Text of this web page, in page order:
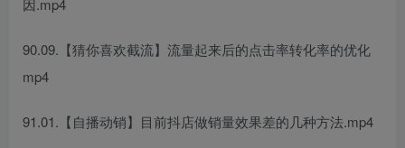
90.09.【猜你喜欢截流】流量起来后的点击率转化率的优化
mp4
91.01.【自播动销】目前抖店做销量效果差的几种方法.mp4